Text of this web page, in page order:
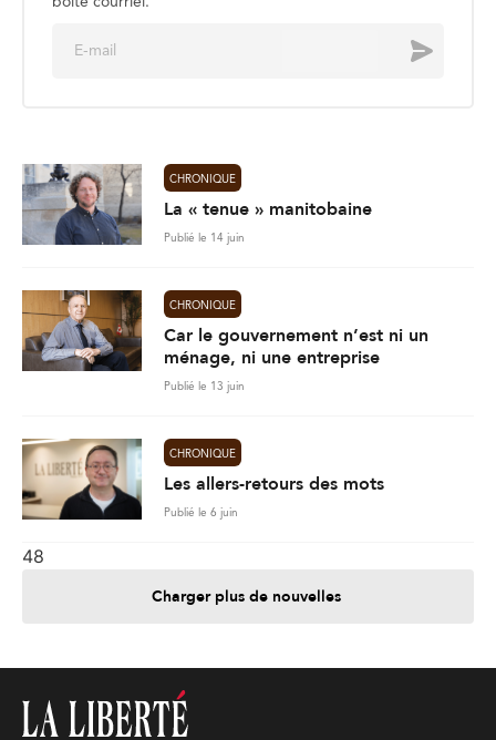
Envoyer
CHRONIQUE
La « tenue » manitobaine
Publié le 14 juin
CHRONIQUE
Car le gouvernement n’est ni un
ménage, ni une entreprise
Publié le 13 juin
CHRONIQUE
Les allers-retours des mots
Publié le 6 juin
48
Charger plus de nouvelles